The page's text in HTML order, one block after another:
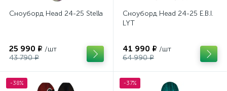
Сноуборд Head 24-25 Stella
25 990 ₽ /шт
43 790 ₽
Сноуборд Head 24-25 E.B.I.
LYT
41 990 ₽ /шт
64 990 ₽
-38% -37%